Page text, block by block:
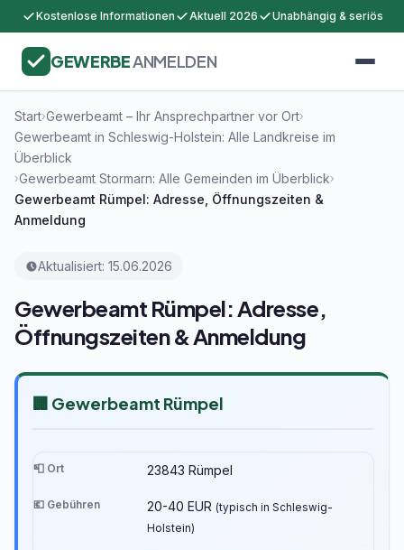
Kostenlose Informationen Aktuell 2026 Unabhängig & seriös
GEWERBEANMELDEN
Start›Gewerbeamt – Ihr Ansprechpartner vor Ort›
Gewerbeamt in Schleswig-Holstein: Alle Landkreise im
Überblick
›Gewerbeamt Stormarn: Alle Gemeinden im Überblick›
Gewerbeamt Rümpel: Adresse, Öffnungszeiten &
Anmeldung
Aktualisiert: 15.06.2026
Gewerbeamt Rümpel: Adresse,
Öffnungszeiten & Anmeldung
🏢 Gewerbeamt Rümpel
📮 Ort 23843 Rümpel
💶 Gebühren 20-40 EUR (typisch in Schleswig-
Holstein)